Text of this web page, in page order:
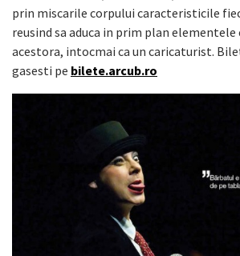
prin miscarile corpului caracteristicile
reusind sa aduca in prim plan elementele
acestora, intocmai ca un caricaturist.
gasesti pe bilete.arcub.ro